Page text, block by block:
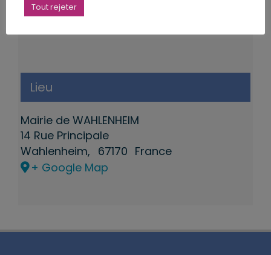
Lieu
Mairie de WAHLENHEIM
14 Rue Principale
Wahlenheim, 67170 France
+ Google Map
Tout rejeter